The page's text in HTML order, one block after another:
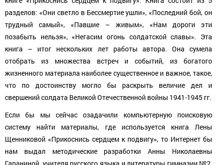
разделов: «Они светло в Бессмертие ушли», «Последний бой, он
трудный самый», «Павшие – живым», «Нам дороги эти
позабыть нельзя», «Негасим огонь солдатской славы». Эта
книга – итог нескольких лет работы автора. Она сумела
отобрать из множества встреч и событий, из богатого
жизненного материала наиболее существенное и важное, такое,
что по достоинству могло бы раскрыть величие дел и
свершений солдата Великой Отечест­венной войны 1941-1945 гг.
Если бы мы сейчас озадачили компьютерную поисковую
систему найти материалы, где используется книга Лены
Щенниковой «Прикоснись сердцем к подвигу», то Интернет бы
нам выдал методичес­кие разработки Анны Николаевны